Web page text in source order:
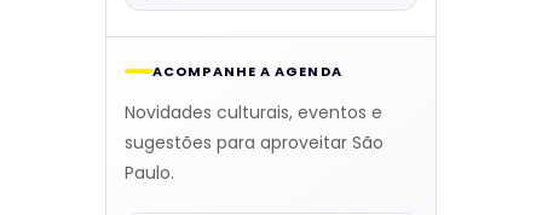
ACOMPANHE A AGENDA
Novidades culturais, eventos e
sugestões para aproveitar São
Paulo.